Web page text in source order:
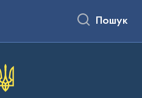
Пошук